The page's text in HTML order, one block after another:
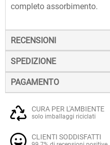
completo assorbimento.
RECENSIONI
SPEDIZIONE
La spedizione dei prodotti
(sabato e festivi esclusi),
Quando l'ordine sarà
conferma, contenente
dell'invio, che ti
PAGAMENTO
Il pagamento degli ordini può
altre carte prepagate
CURA PER L'AMBIENTE
solo imballaggi riciclati
CLIENTI SODDISFATTI